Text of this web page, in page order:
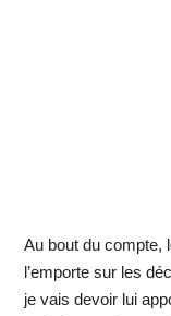
Au bout du compte,
l’emporte sur les
je vais devoir lui